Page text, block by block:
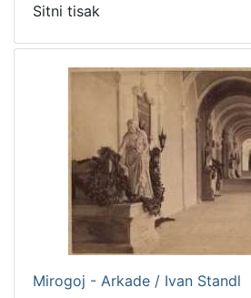
Sitni tisak
Mirogoj - Arkade / Ivan Standl